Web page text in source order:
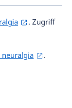
. Zugriff
.